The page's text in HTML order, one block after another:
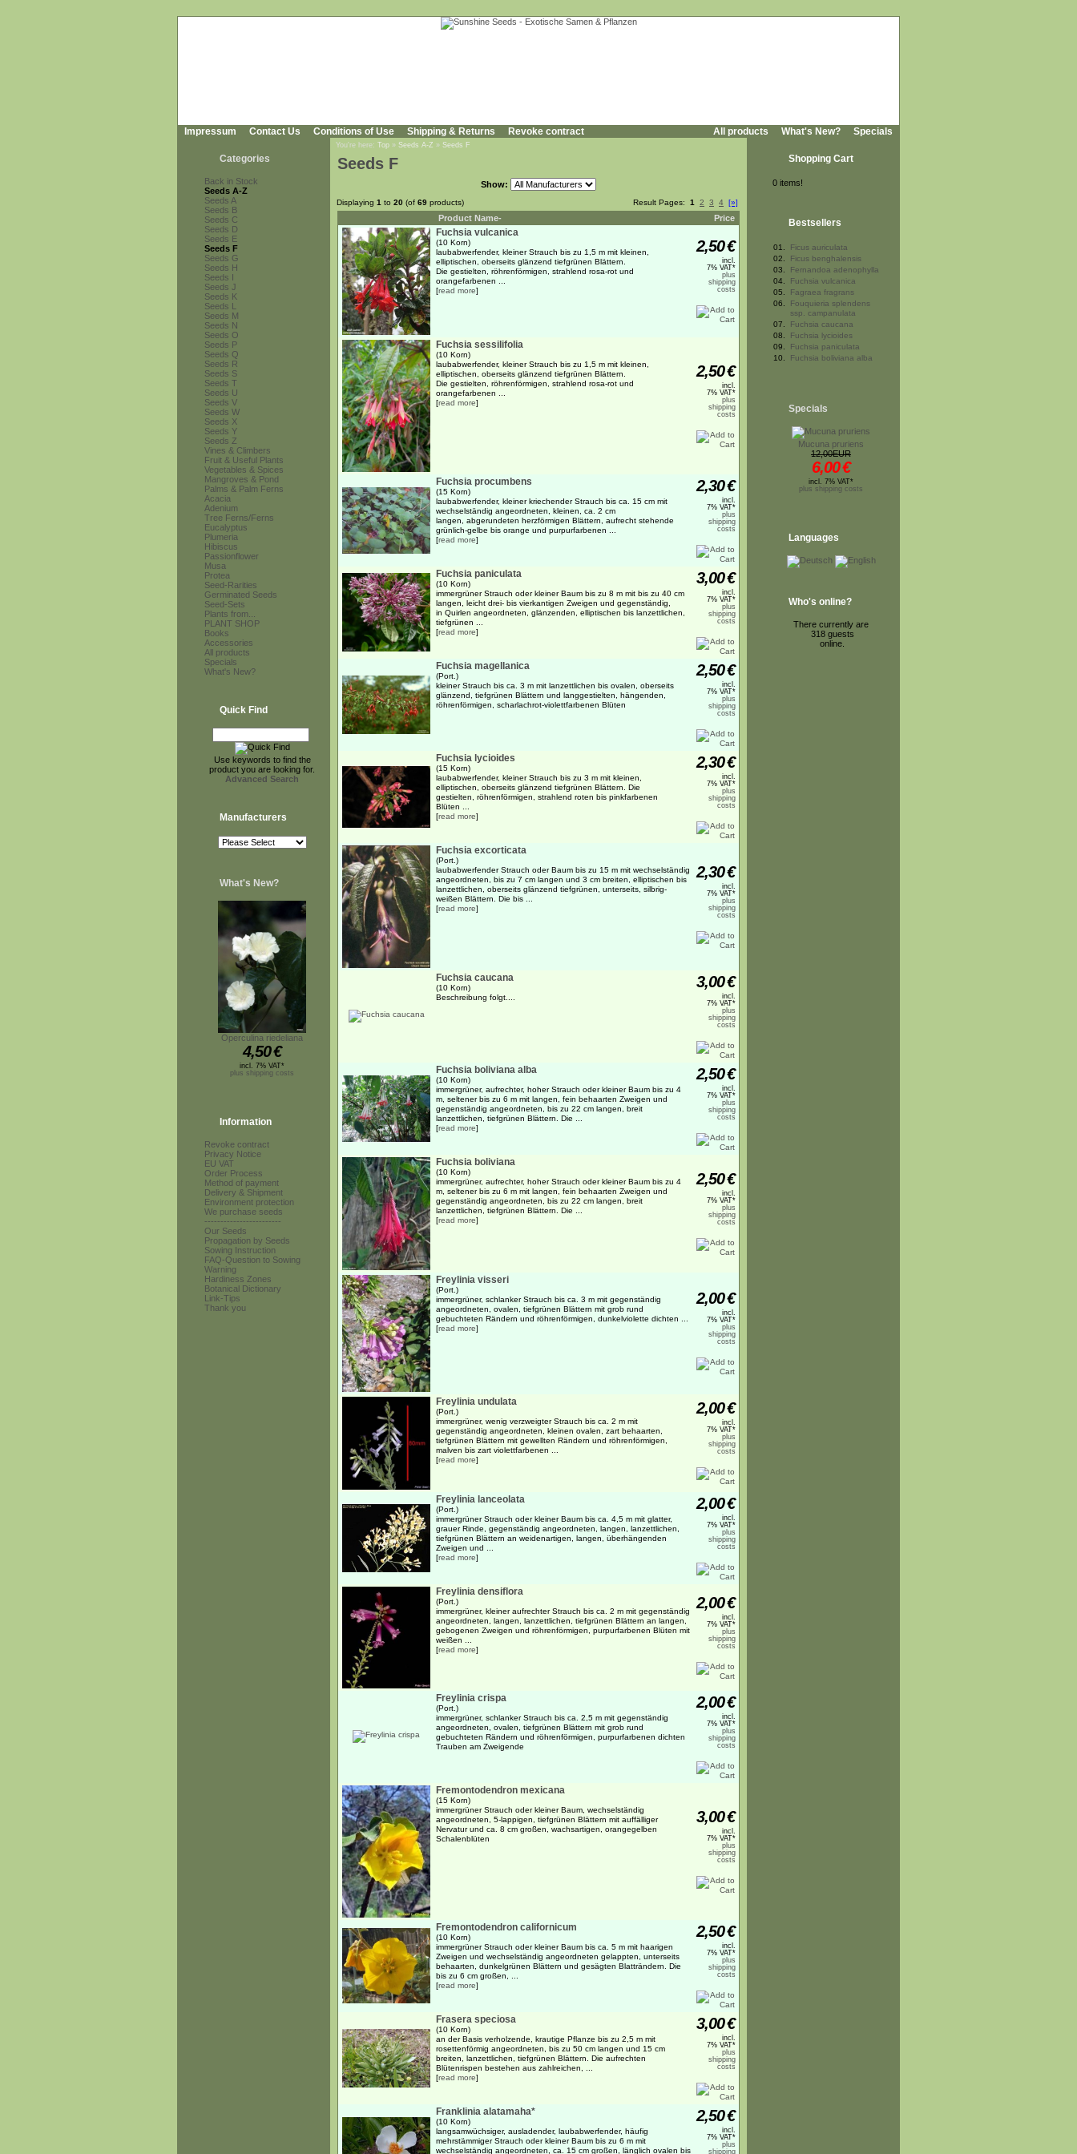
Impressum Contact Us Conditions of Use Shipping & Returns Revoke contract All products What's New? Specials
Categories
Back in Stock
Seeds A-Z
Seeds A
Seeds B
Seeds C
Seeds D
Seeds E
Seeds F
Seeds G
Seeds H
Seeds I
Seeds J
Seeds K
Seeds L
Seeds M
Seeds N
Seeds O
Seeds P
Seeds Q
Seeds R
Seeds S
Seeds T
Seeds U
Seeds V
Seeds W
Seeds X
Seeds Y
Seeds Z
Vines & Climbers
Fruit & Useful Plants
Vegetables & Spices
Mangroves & Pond
Palms & Palm Ferns
Acacia
Adenium
Tree Ferns/Ferns
Eucalyptus
Plumeria
Hibiscus
Passionflower
Musa
Protea
Seed-Rarities
Germinated Seeds
Seed-Sets
Plants from...
PLANT SHOP
Books
Accessories
All products
Specials
What's New?
Quick Find
Use keywords to find the
product you are looking for.
Advanced Search
Manufacturers
What's New?
Operculina riedeliana
4,50€
incl. 7% VAT*
plus shipping costs
Information
Revoke contract
Privacy Notice
EU VAT
Order Process
Method of payment
Delivery & Shipment
Environment protection
We purchase seeds
------------------------
Our Seeds
Propagation by Seeds
Sowing Instruction
FAQ-Question to Sowing
Warning
Hardiness Zones
Botanical Dictionary
Link-Tips
Thank you
You're here: Top » Seeds A-Z » Seeds F
Seeds F
Show:
Displaying 1 to 20 (of 69 products) Result Pages: 1 2 3 4 [»]
Product Name- Price
Fuchsia vulcanica
(10 Korn)
laubabwerfender, kleiner Strauch bis zu 1,5 m mit kleinen,
elliptischen, oberseits glänzend tiefgrünen Blättern.
Die gestielten, röhrenförmigen, strahlend rosa-rot und
orangefarbenen ...
[read more]
2,50€
incl.
7% VAT*
plus
shipping
costs
Fuchsia sessilifolia
(10 Korn)
laubabwerfender, kleiner Strauch bis zu 1,5 m mit kleinen,
elliptischen, oberseits glänzend tiefgrünen Blättern.
Die gestielten, röhrenförmigen, strahlend rosa-rot und
orangefarbenen ...
[read more]
2,50€
incl.
7% VAT*
plus
shipping
costs
Fuchsia procumbens
(15 Korn)
laubabwerfender, kleiner kriechender Strauch bis ca. 15 cm mit
wechselständig angeordneten, kleinen, ca. 2 cm
langen, abgerundeten herzförmigen Blättern, aufrecht stehende
grünlich-gelbe bis orange und purpurfarbenen ...
[read more]
2,30€
incl.
7% VAT*
plus
shipping
costs
Fuchsia paniculata
(10 Korn)
immergrüner Strauch oder kleiner Baum bis zu 8 m mit bis zu 40 cm
langen, leicht drei- bis vierkantigen Zweigen und gegenständig,
in Quirlen angeordneten, glänzenden, elliptischen bis lanzettlichen,
tiefgrünen ...
[read more]
3,00€
incl.
7% VAT*
plus
shipping
costs
Fuchsia magellanica
(Port.)
kleiner Strauch bis ca. 3 m mit lanzettlichen bis ovalen, oberseits
glänzend, tiefgrünen Blättern und langgestielten, hängenden,
röhrenförmigen, scharlachrot-violettfarbenen Blüten
2,50€
incl.
7% VAT*
plus
shipping
costs
Fuchsia lycioides
(15 Korn)
laubabwerfender, kleiner Strauch bis zu 3 m mit kleinen,
elliptischen, oberseits glänzend tiefgrünen Blättern. Die
gestielten, röhrenförmigen, strahlend roten bis pinkfarbenen
Blüten ...
[read more]
2,30€
incl.
7% VAT*
plus
shipping
costs
Fuchsia excorticata
(Port.)
laubabwerfender Strauch oder Baum bis zu 15 m mit wechselständig
angeordneten, bis zu 7 cm langen und 3 cm breiten, elliptischen bis
lanzettlichen, oberseits glänzend tiefgrünen, unterseits, silbrig-
weißen Blättern. Die bis ...
[read more]
2,30€
incl.
7% VAT*
plus
shipping
costs
Fuchsia caucana
(10 Korn)
Beschreibung folgt....
3,00€
incl.
7% VAT*
plus
shipping
costs
Fuchsia boliviana alba
(10 Korn)
immergrüner, aufrechter, hoher Strauch oder kleiner Baum bis zu 4
m, seltener bis zu 6 m mit langen, fein behaarten Zweigen und
gegenständig angeordneten, bis zu 22 cm langen, breit
lanzettlichen, tiefgrünen Blättern. Die ...
[read more]
2,50€
incl.
7% VAT*
plus
shipping
costs
Fuchsia boliviana
(10 Korn)
immergrüner, aufrechter, hoher Strauch oder kleiner Baum bis zu 4
m, seltener bis zu 6 m mit langen, fein behaarten Zweigen und
gegenständig angeordneten, bis zu 22 cm langen, breit
lanzettlichen, tiefgrünen Blättern. Die ...
[read more]
2,50€
incl.
7% VAT*
plus
shipping
costs
Freylinia visseri
(Port.)
immergrüner, schlanker Strauch bis ca. 3 m mit gegenständig
angeordneten, ovalen, tiefgrünen Blättern mit grob rund
gebuchteten Rändern und röhrenförmigen, dunkelviolette dichten ...
[read more]
2,00€
incl.
7% VAT*
plus
shipping
costs
Freylinia undulata
(Port.)
immergrüner, wenig verzweigter Strauch bis ca. 2 m mit
gegenständig angeordneten, kleinen ovalen, zart behaarten,
tiefgrünen Blättern mit gewellten Rändern und röhrenförmigen,
malven bis zart violettfarbenen ...
[read more]
2,00€
incl.
7% VAT*
plus
shipping
costs
Freylinia lanceolata
(Port.)
immergrüner Strauch oder kleiner Baum bis ca. 4,5 m mit glatter,
grauer Rinde, gegenständig angeordneten, langen, lanzettlichen,
tiefgrünen Blättern an weidenartigen, langen, überhängenden
Zweigen und ...
[read more]
2,00€
incl.
7% VAT*
plus
shipping
costs
Freylinia densiflora
(Port.)
immergrüner, kleiner aufrechter Strauch bis ca. 2 m mit gegenständig
angeordneten, langen, lanzettlichen, tiefgrünen Blättern an langen,
gebogenen Zweigen und röhrenförmigen, purpurfarbenen Blüten mit
weißen ...
[read more]
2,00€
incl.
7% VAT*
plus
shipping
costs
Freylinia crispa
(Port.)
immergrüner, schlanker Strauch bis ca. 2,5 m mit gegenständig
angeordneten, ovalen, tiefgrünen Blättern mit grob rund
gebuchteten Rändern und röhrenförmigen, purpurfarbenen dichten
Trauben am Zweigende
2,00€
incl.
7% VAT*
plus
shipping
costs
Fremontodendron mexicana
(15 Korn)
immergrüner Strauch oder kleiner Baum, wechselständig
angeordneten, 5-lappigen, tiefgrünen Blättern mit auffälliger
Nervatur und ca. 8 cm großen, wachsartigen, orangegelben
Schalenblüten
3,00€
incl.
7% VAT*
plus
shipping
costs
Fremontodendron californicum
(10 Korn)
immergrüner Strauch oder kleiner Baum bis ca. 5 m mit haarigen
Zweigen und wechselständig angeordneten gelappten, unterseits
behaarten, dunkelgrünen Blättern und gesägten Blatträndern. Die
bis zu 6 cm großen, ...
[read more]
2,50€
incl.
7% VAT*
plus
shipping
costs
Frasera speciosa
(10 Korn)
an der Basis verholzende, krautige Pflanze bis zu 2,5 m mit
rosettenförmig angeordneten, bis zu 50 cm langen und 15 cm
breiten, lanzettlichen, tiefgrünen Blättern. Die aufrechten
Blütenrispen bestehen aus zahlreichen, ...
[read more]
3,00€
incl.
7% VAT*
plus
shipping
costs
Franklinia alatamaha*
(10 Korn)
langsamwüchsiger, ausladender, laubabwerfender, häufig
mehrstämmiger Strauch oder kleiner Baum bis zu 6 m mit
wechselständig angeordneten, ca. 15 cm großen, länglich ovalen bis
2,50€
incl.
7% VAT*
plus
shipping
Shopping Cart
0 items!
Bestsellers
01.
Ficus auriculata
02.
Ficus benghalensis
03.
Fernandoa adenophylla
04.
Fuchsia vulcanica
05.
Fagraea fragrans
06.
Fouquieria splendens
ssp. campanulata
07.
Fuchsia caucana
08.
Fuchsia lycioides
09.
Fuchsia paniculata
10.
Fuchsia boliviana alba
Specials
Mucuna pruriens
12,00EUR
6,00€
incl. 7% VAT*
plus shipping costs
Languages
Who's online?
There currently are
318 guests
online.